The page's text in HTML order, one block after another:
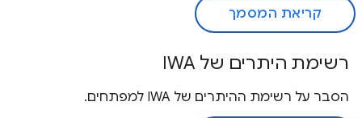
קריאת המסמך
רשימת היתרים של IWA
הסבר על רשימת ההיתרים של IWA למפתחים.